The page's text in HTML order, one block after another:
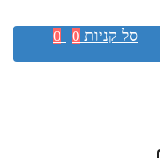
סל קניות 0
0